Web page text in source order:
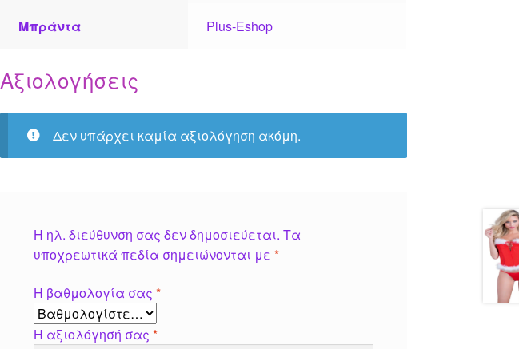
Μπράντα Plus-Eshop
Αξιολογήσεις
Δεν υπάρχει καμία αξιολόγηση ακόμη.
Η ηλ. διεύθυνση σας δεν δημοσιεύεται. Τα
υποχρεωτικά πεδία σημειώνονται με*
Η βαθμολογία σας*
Η αξιολόγησή σας*